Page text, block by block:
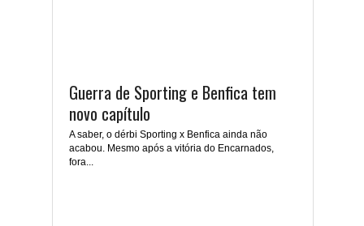
Guerra de Sporting e Benfica tem
novo capítulo
A saber, o dérbi Sporting x Benfica ainda não
acabou. Mesmo após a vitória do Encarnados,
fora...